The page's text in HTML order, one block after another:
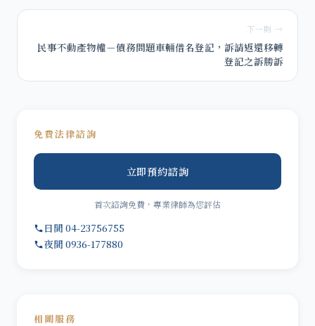
下一則 →
民事不動產物權－債務問題車輛借名登記，訴請返還移轉
登記之訴勝訴
免費法律諮詢
立即預約諮詢
首次諮詢免費，專業律師為您評估
日間 04-23756755
夜間 0936-177880
相關服務